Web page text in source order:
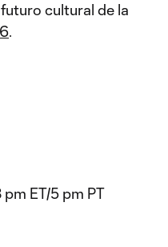
cultural de la
.
pm ET/5 pm PT